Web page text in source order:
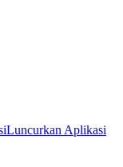
Luncurkan Aplikasi